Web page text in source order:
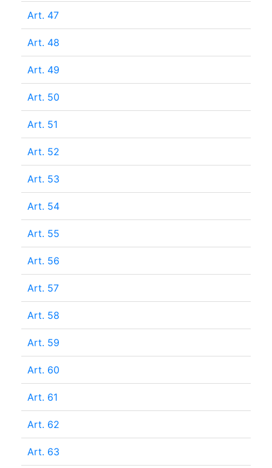
Art. 47
Art. 48
Art. 49
Art. 50
Art. 51
Art. 52
Art. 53
Art. 54
Art. 55
Art. 56
Art. 57
Art. 58
Art. 59
Art. 60
Art. 61
Art. 62
Art. 63